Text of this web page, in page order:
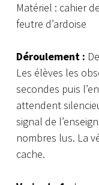
Matériel : cahier
feutre d’ardoise
Déroulement :
Les élèves les
secondes puis
attendent
signal de
nombres lus. La
cache.